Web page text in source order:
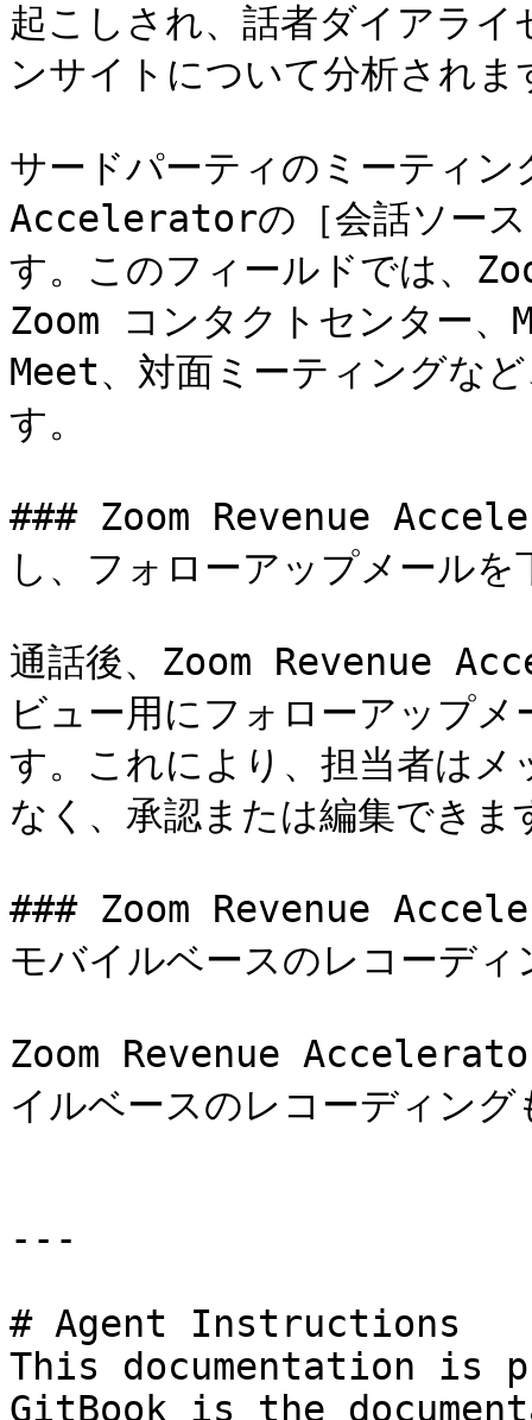
起こしされ、話者ダイアラ
ンサイトについて分析されま
サードパーティのミーティ
Acceleratorの［会話ソース
す。このフィールドでは、
Zoom コンタクトセンター
Meet、対面ミーティングな
す。
### Zoom Revenue
し、フォローアップメールを
通話後、Zoom Revenue
ビュー用にフォローアップ
す。これにより、担当者は
なく、承認または編集できま
### Zoom Revenue
モバイルベースのレコーデ
Zoom Revenue
イルベースのレコーディン
---
# Agent Instructions
This documentation is
GitBook is the